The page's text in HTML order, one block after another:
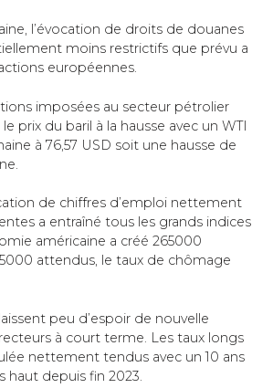
l’évocation de droits de douanes
moins restrictifs que prévu a
européennes.
imposées au secteur pétrolier
prix du baril à la hausse avec un WTI
à 76,57 USD soit une hausse de
de chiffres d’emploi nettement
a entraîné tous les grands indices
américaine a créé 265000
attendus, le taux de chômage
peu d’espoir de nouvelle
à court terme. Les taux longs
nettement tendus avec un 10 ans
haut depuis fin 2023.